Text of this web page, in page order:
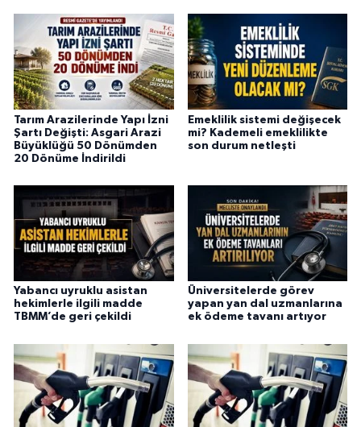
Tarım Arazilerinde Yapı İzni
Şartı Değişti: Asgari Arazi
Büyüklüğü 50 Dönümden
20 Dönüme İndirildi
Emeklilik sistemi değişecek
mi? Kademeli emeklilikte
son durum netleşti
Yabancı uyruklu asistan
hekimlerle ilgili madde
TBMM’de geri çekildi
Üniversitelerde görev
yapan yan dal uzmanlarına
ek ödeme tavanı artıyor